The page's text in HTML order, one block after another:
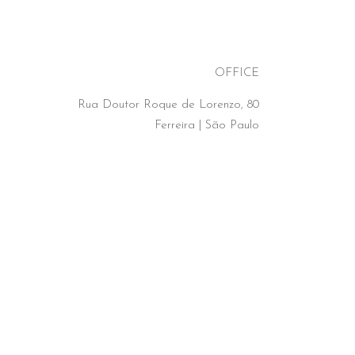
OFFICE
Rua Doutor Roque de Lorenzo, 80
Ferreira | São Paulo